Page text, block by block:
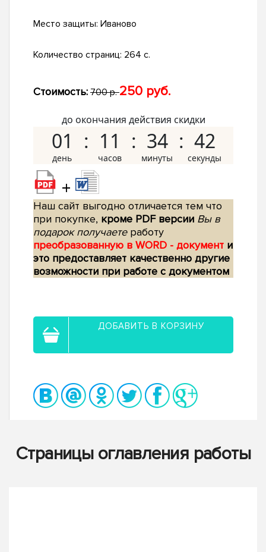
Место защиты: Иваново
Количество страниц: 264 с.
Стоимость: 700 р.250 руб.
до окончания действия скидки
01 11 34 41
+
Наш сайт выгодно отличается тем что
при покупке, кроме PDF версии Вы в
подарок получаетеработу
преобразованную в WORD - документ и
это предоставляет качественно другие
возможности при работе с документом
ДОБАВИТЬ В КОРЗИНУ
Страницы оглавления работы